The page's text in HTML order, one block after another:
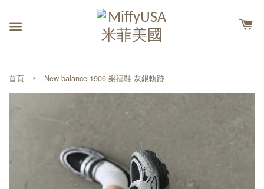
首頁 › New balance 1906 樂福鞋 灰銀軌跡